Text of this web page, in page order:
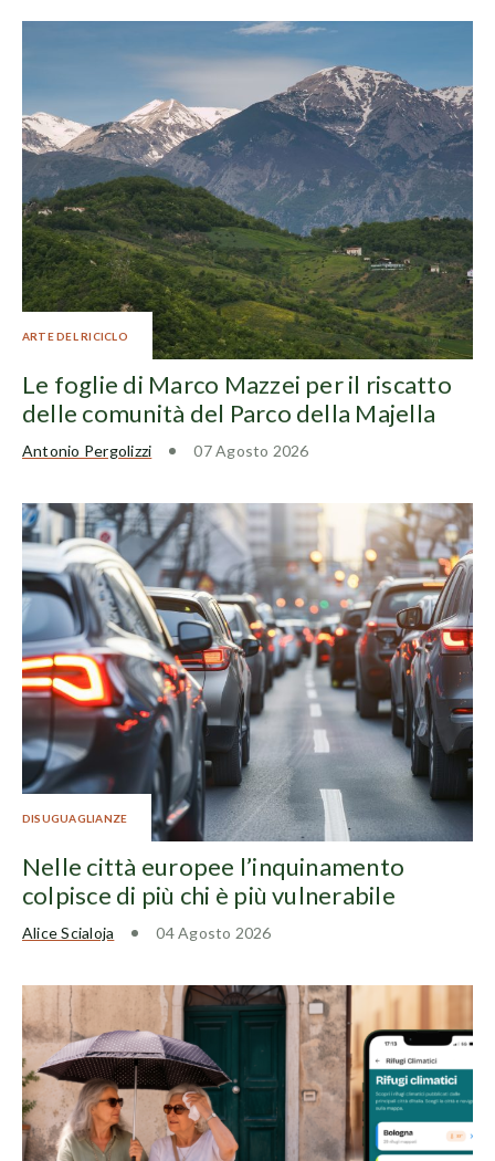
ARTE DEL RICICLO
Le foglie di Marco Mazzei per il riscatto
delle comunità del Parco della Majella
Antonio Pergolizzi 07 Agosto 2026
DISUGUAGLIANZE
Nelle città europee l’inquinamento
colpisce di più chi è più vulnerabile
Alice Scialoja 04 Agosto 2026